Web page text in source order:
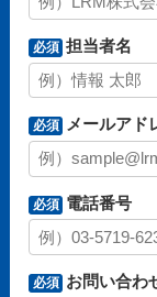
必須 担当者名
必須 メールアド
必須 電話番号
必須 お問い合わ